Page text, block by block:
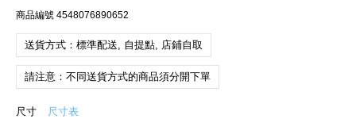
商品編號 4548076890652
送貨方式：標準配送, 自提點, 店鋪自取
請注意：不同送貨方式的商品須分開下單
尺寸 尺寸表